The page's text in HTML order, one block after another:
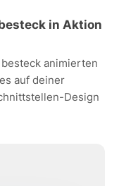
in Aktion
animierten
auf deiner
Design